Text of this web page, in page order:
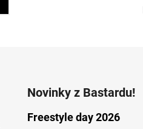
Novinky z Bastardu!
Freestyle day 2026